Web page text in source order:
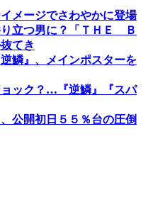
メージでさわやかに登場
立つ男に？「ＴＨＥ Ｂ
てき
鱗』、メインポスターを
ック？…『逆鱗』『スパ
公開初日５５％台の圧倒